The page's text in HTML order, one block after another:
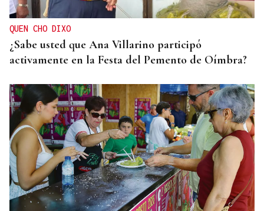
QUEN CHO DIXO
¿Sabe usted que Ana Villarino participó
activamente en la Festa del Pemento de Oímbra?